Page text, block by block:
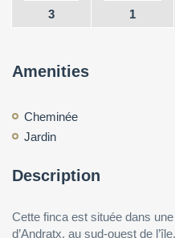
3
1
Amenities
Cheminée
Jardin
Description
Cette finca est située dans
d’Andratx, au sud-ouest de